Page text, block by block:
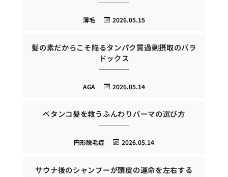
2026.05.15
薄毛
髪の素だからこそ陥るタンパク質過剰摂取のパラ
ドックス
2026.05.14
AGA
ペタンコ髪を救うふんわりパーマの選び方
2026.05.14
円形脱毛症
サウナ後のシャンプーが頭皮の運命を左右する